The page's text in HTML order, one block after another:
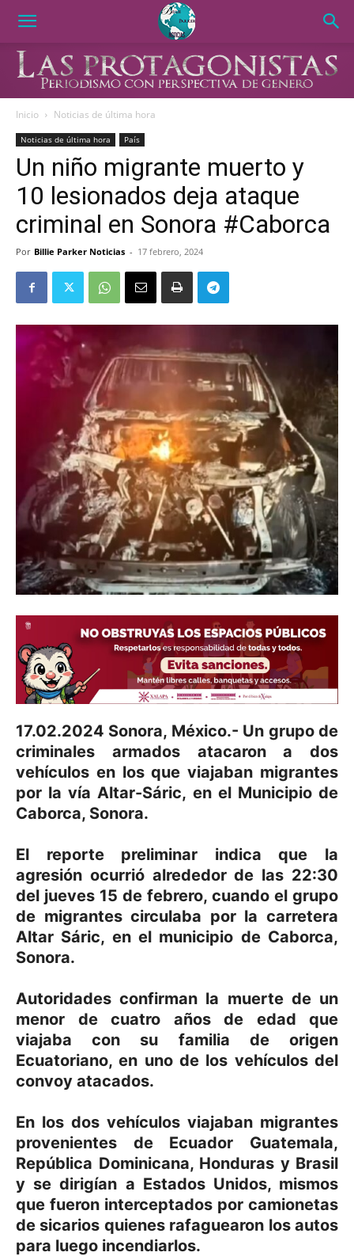
Inicio Noticias de última hora
Noticias de última hora País
Un niño migrante muerto y
10 lesionados deja ataque
criminal en Sonora #Caborca
Por Billie Parker Noticias - 17 febrero, 2024
17.02.2024 Sonora, México.- Un grupo de
criminales armados atacaron a dos
vehículos en los que viajaban migrantes
por la vía Altar-Sáric, en el Municipio de
Caborca, Sonora.
El reporte preliminar indica que la
agresión ocurrió alrededor de las 22:30
del jueves 15 de febrero, cuando el grupo
de migrantes circulaba por la carretera
Altar Sáric, en el municipio de Caborca,
Sonora.
Autoridades confirman la muerte de un
menor de cuatro años de edad que
viajaba con su familia de origen
Ecuatoriano, en uno de los vehículos del
convoy atacados.
En los dos vehículos viajaban migrantes
provenientes de Ecuador Guatemala,
República Dominicana, Honduras y Brasil
y se dirigían a Estados Unidos, mismos
que fueron interceptados por camionetas
de sicarios quienes rafaguearon los autos
para luego incendiarlos.